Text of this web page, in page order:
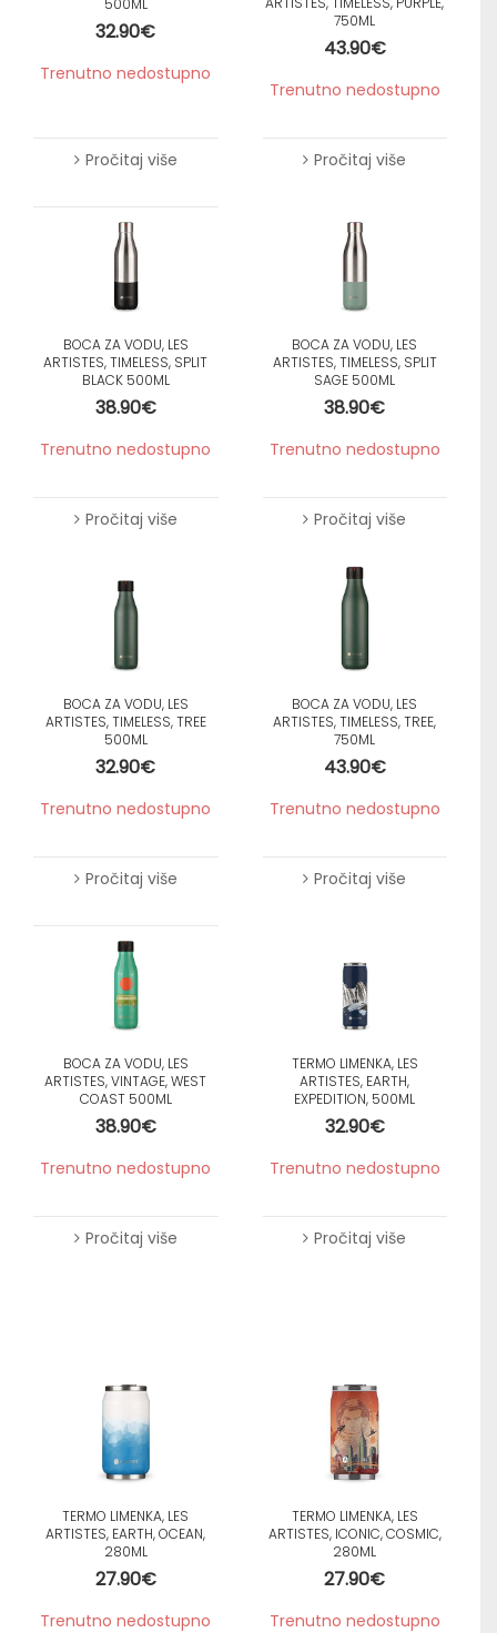
32.90€
Trenutno nedostupno
Pročitaj više
750ML
43.90€
Trenutno nedostupno
Pročitaj više
BOCA ZA VODU, LES
ARTISTES, TIMELESS, SPLIT
BLACK 500ML
38.90€
Trenutno nedostupno
Pročitaj više
BOCA ZA VODU, LES
ARTISTES, TIMELESS, SPLIT
SAGE 500ML
38.90€
Trenutno nedostupno
Pročitaj više
BOCA ZA VODU, LES
ARTISTES, TIMELESS, TREE
500ML
32.90€
Trenutno nedostupno
Pročitaj više
BOCA ZA VODU, LES
ARTISTES, TIMELESS, TREE,
750ML
43.90€
Trenutno nedostupno
Pročitaj više
BOCA ZA VODU, LES
ARTISTES, VINTAGE, WEST
COAST 500ML
38.90€
Trenutno nedostupno
Pročitaj više
TERMO LIMENKA, LES
ARTISTES, EARTH,
EXPEDITION, 500ML
32.90€
Trenutno nedostupno
Pročitaj više
TERMO LIMENKA, LES
ARTISTES, EARTH, OCEAN,
280ML
27.90€
Trenutno nedostupno
TERMO LIMENKA, LES
ARTISTES, ICONIC, COSMIC,
280ML
27.90€
Trenutno nedostupno